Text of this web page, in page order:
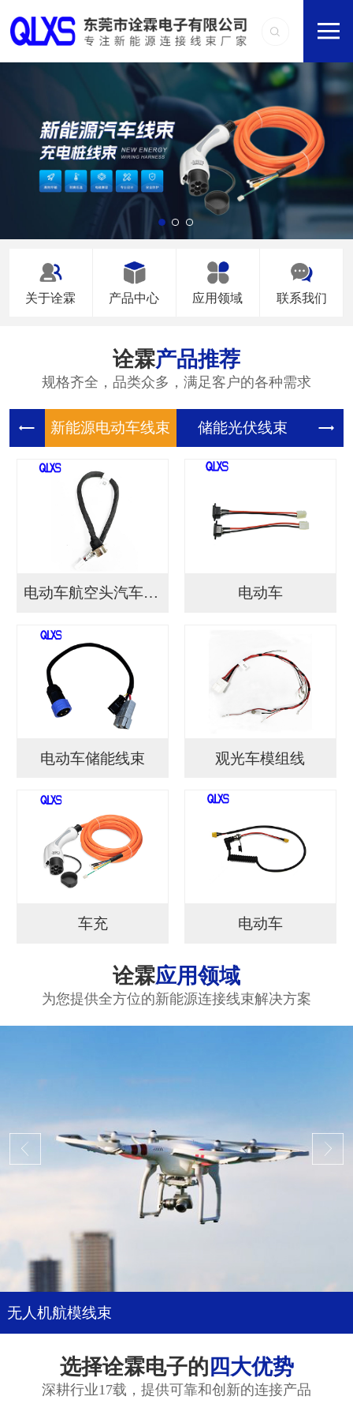
关于诠霖 产品中心 应用领域 联系我们
诠霖产品推荐
规格齐全，品类众多，满足客户的各种需求
新能源电 储能光伏
电动车航空头汽车连接... 电动车
电动车储能线束 观光车模组线
车充 电动车
诠霖应用领域
为您提供全方位的新能源连接线束解决方案
无人机航模线束
选择诠霖电子的 四大优势
深耕行业17载，提供可靠和创新的连接产品